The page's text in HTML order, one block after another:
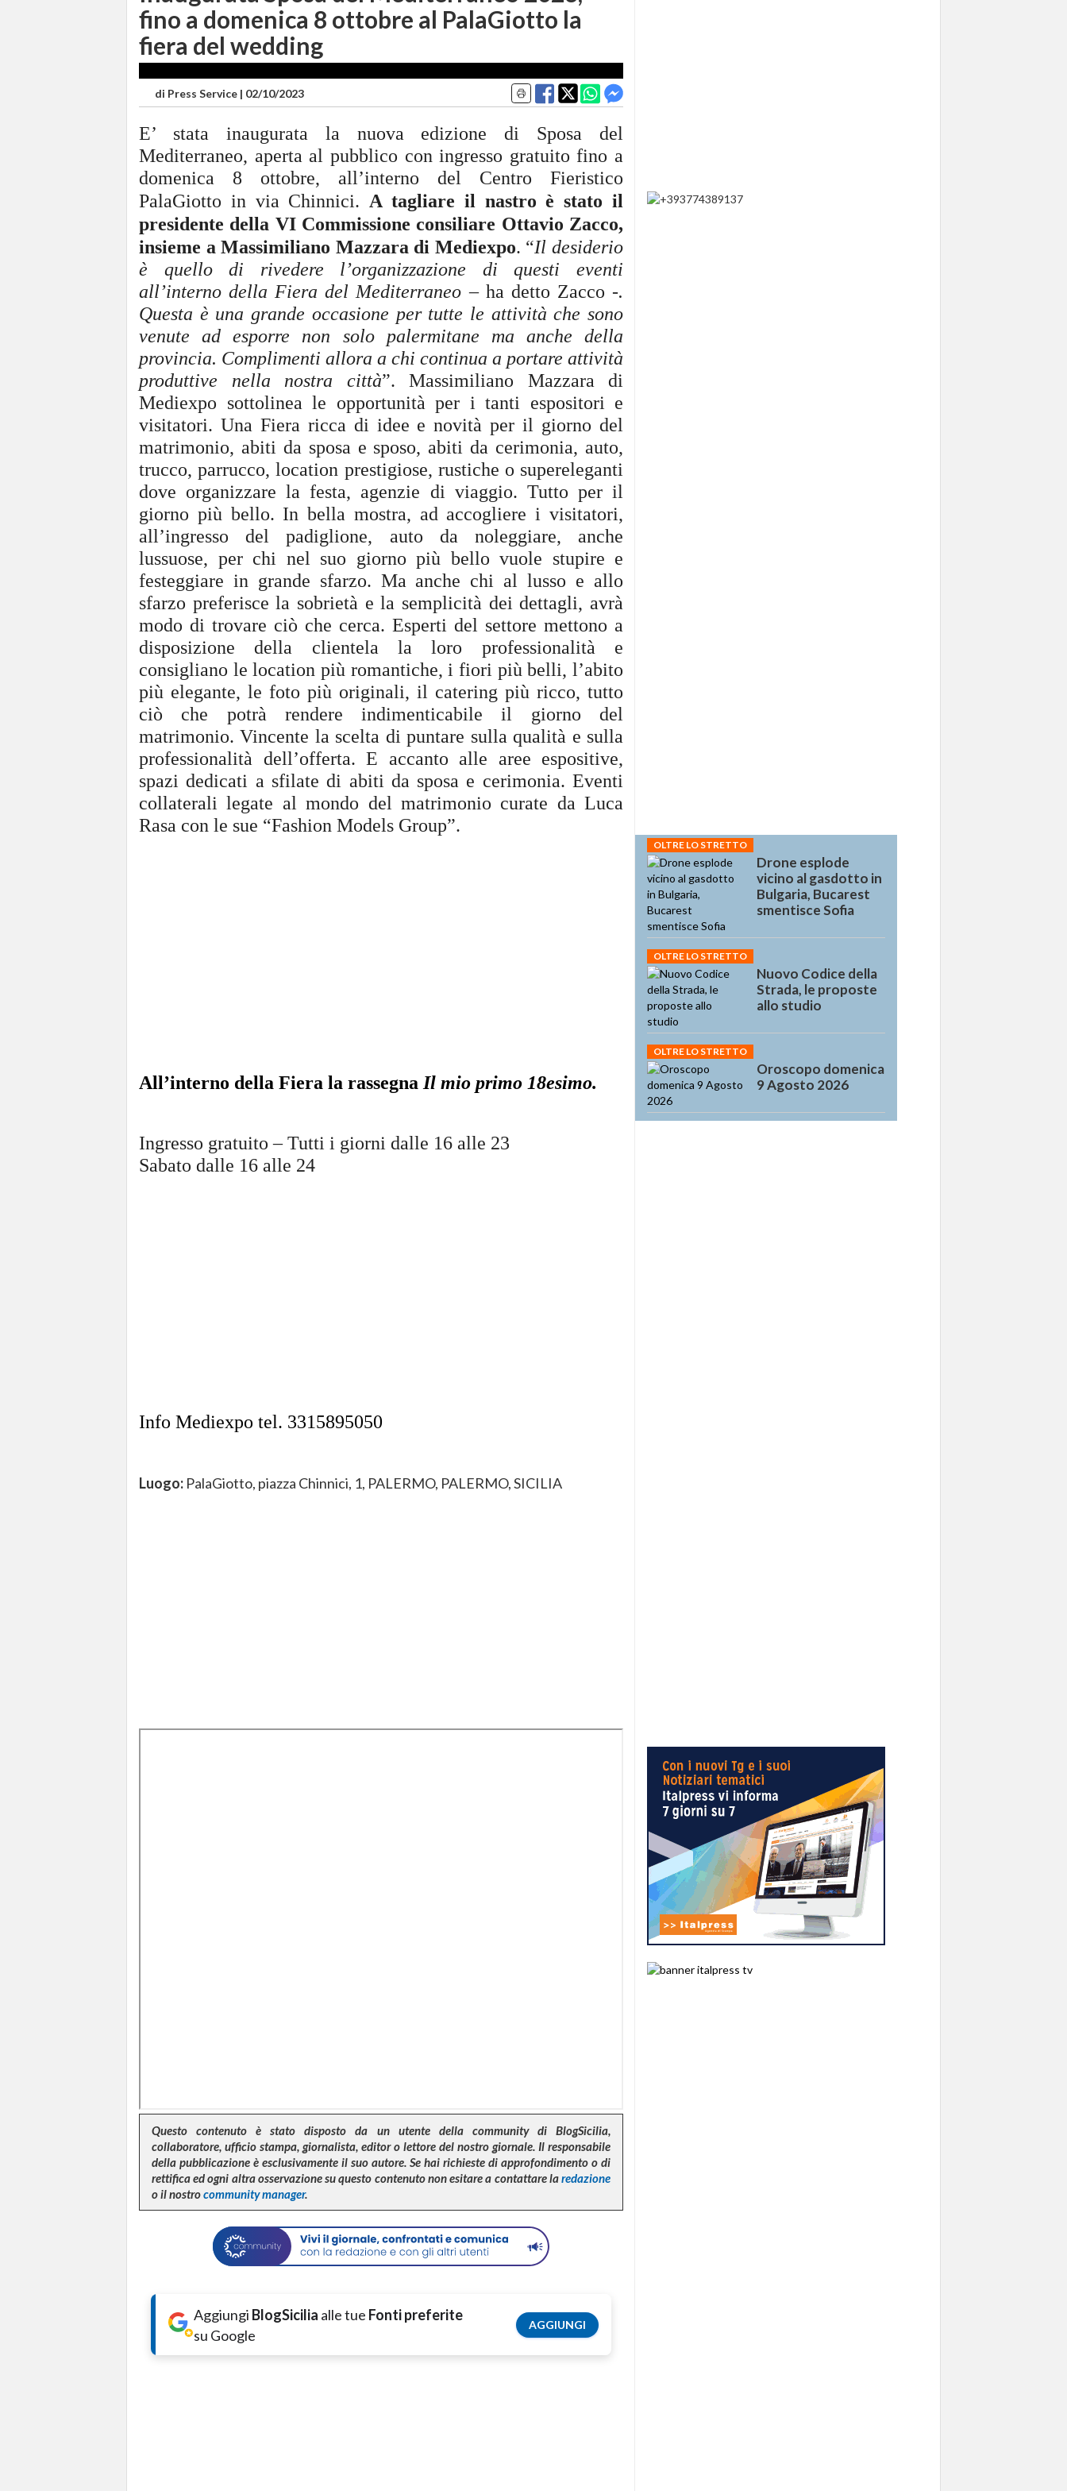
fino a domenica 8 ottobre al PalaGiotto la
fiera del wedding
di Press Service | 02/10/2023
E’ stata inaugurata la nuova edizione di Sposa del
Mediterraneo, aperta al pubblico con ingresso gratuito fino a
domenica 8 ottobre, all’interno del Centro Fieristico
PalaGiotto in via Chinnici. A tagliare il nastro è stato il
presidente della VI Commissione consiliare Ottavio Zacco,
insieme a Massimiliano Mazzara di Mediexpo. “Il desiderio
è quello di rivedere l’organizzazione di questi eventi
all’interno della Fiera del Mediterraneo – ha detto Zacco-.
Questa è una grande occasione per tutte le attività che sono
venute ad esporre non solo palermitane ma anche della
provincia. Complimenti allora a chi continua a portare attività
produttive nella nostra città”. Massimiliano Mazzara di
Mediexpo sottolinea le opportunità per i tanti espositori e
visitatori. Una Fiera ricca di idee e novità per il giorno del
matrimonio, abiti da sposa e sposo, abiti da cerimonia, auto,
trucco, parrucco, location prestigiose, rustiche o supereleganti
dove organizzare la festa, agenzie di viaggio. Tutto per il
giorno più bello. In bella mostra, ad accogliere i visitatori,
all’ingresso del padiglione, auto da noleggiare, anche
lussuose, per chi nel suo giorno più bello vuole stupire e
festeggiare in grande sfarzo. Ma anche chi al lusso e allo
sfarzo preferisce la sobrietà e la semplicità dei dettagli, avrà
modo di trovare ciò che cerca. Esperti del settore mettono a
disposizione della clientela la loro professionalità e
consigliano le location più romantiche, i fiori più belli, l’abito
più elegante, le foto più originali, il catering più ricco, tutto
ciò che potrà rendere indimenticabile il giorno del
matrimonio. Vincente la scelta di puntare sulla qualità e sulla
professionalità dell’offerta. E accanto alle aree espositive,
spazi dedicati a sfilate di abiti da sposa e cerimonia. Eventi
collaterali legate al mondo del matrimonio curate da Luca
Rasa con le sue “Fashion Models Group”.
All’interno della Fiera la rassegna Il mio primo 18esimo.
Ingresso gratuito – Tutti i giorni dalle 16 alle 23
Sabato dalle 16 alle 24
Info Mediexpo tel. 3315895050
Luogo: PalaGiotto, piazza Chinnici, 1, PALERMO, PALERMO, SICILIA
Questo contenuto è stato disposto da un utente della community di BlogSicilia,
collaboratore, ufficio stampa, giornalista, editor o lettore del nostro giornale. Il responsabile
della pubblicazione è esclusivamente il suo autore. Se hai richieste di approfondimento o di
rettifica ed ogni altra osservazione su questo contenuto non esitare a contattare laredazione
o il nostrocommunity manager.
Aggiungi BlogSicilia alle tue Fonti preferite
su Google
AGGIUNGI
OLTRE LO STRETTO
Drone esplode
vicino al gasdotto in
Bulgaria, Bucarest
smentisce Sofia
OLTRE LO STRETTO
Nuovo Codice della
Strada, le proposte
allo studio
OLTRE LO STRETTO
Oroscopo domenica
9 Agosto 2026